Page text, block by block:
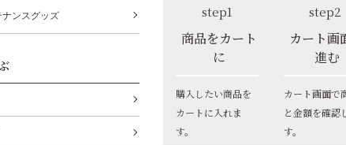
step1
商品をカート
に
購入したい商品を
カートに入れま
す。
step2
カート画
進む
カート画面で
と金額を確認
す。
ナンスグッズ